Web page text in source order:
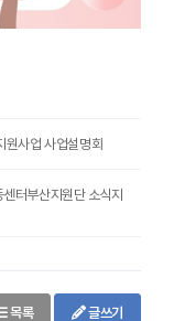
사업 사업설명회
터부산지원단 소식지
목록 글쓰기